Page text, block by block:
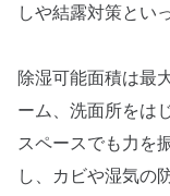
しや結露対策とい
除湿可能面積は最
ーム、洗面所をは
スペースでも力を
し、カビや湿気の